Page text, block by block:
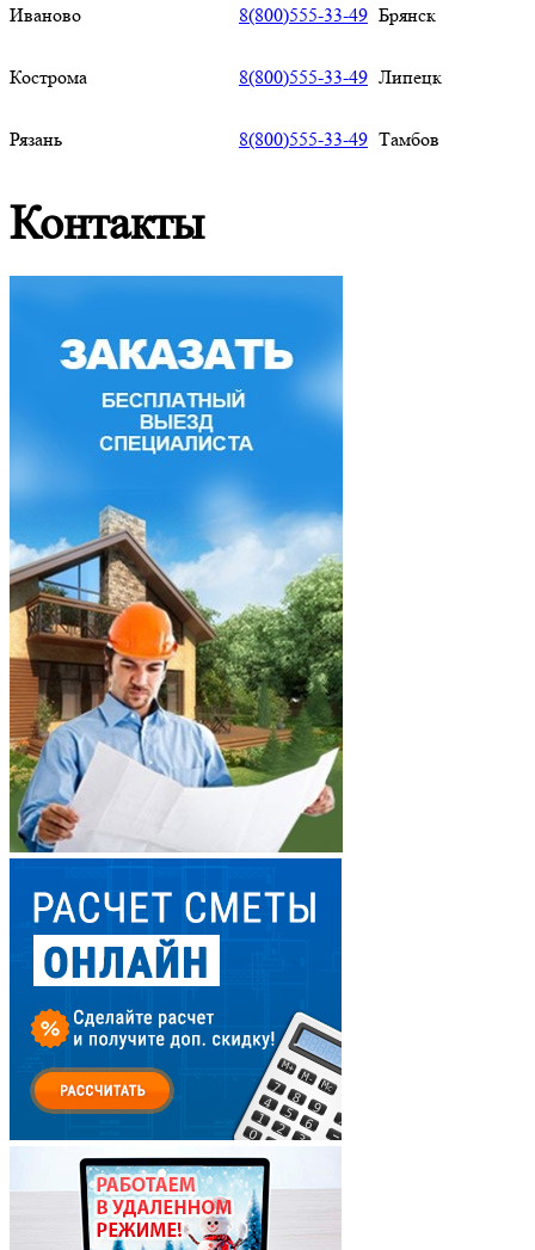
Иваново 8(800)555-33-49 Брянск
Кострома 8(800)555-33-49 Липецк
Рязань 8(800)555-33-49 Тамбов
Контакты